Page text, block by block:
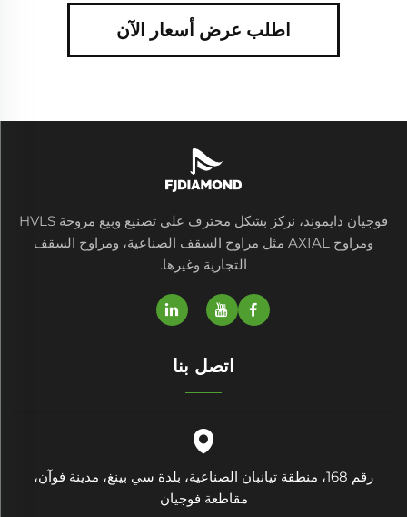
اطلب عرض أسعار الآن
فوجيان دايموند، نركز بشكل محترف على تصنيع وبيع مروحة HVLS
ومراوح AXIAL مثل مراوح السقف الصناعية، ومراوح السقف
التجارية وغيرها.
اتصل بنا
رقم 168، منطقة تيانبان الصناعية، بلدة سي بينغ، مدينة فوآن،
مقاطعة فوجيان